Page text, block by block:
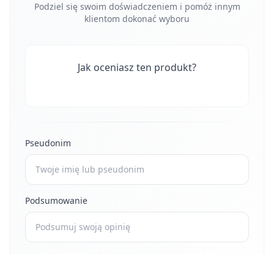
Podziel się swoim doświadczeniem i pomóż innym
klientom dokonać wyboru
Jak oceniasz ten produkt?
Pseudonim
Podsumowanie